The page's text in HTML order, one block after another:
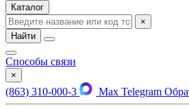
Каталог
×
Найти
Способы связи
×
(863) 310-000-3 Max Telegram